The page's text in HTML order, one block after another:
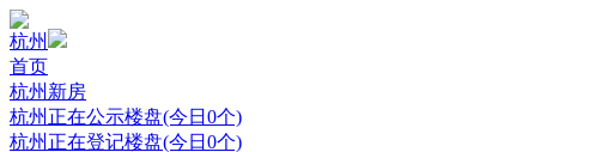
杭州
首页
杭州新房
杭州正在公示楼盘(今日0个)
杭州正在登记楼盘(今日0个)